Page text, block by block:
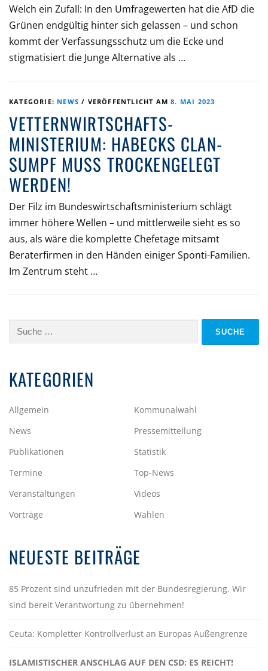
Welch ein Zufall: In den Umfragewerten hat die AfD die
Grünen endgültig hinter sich gelassen – und schon
kommt der Verfassungsschutz um die Ecke und
stigmatisiert die Junge Alternative als …
KATEGORIE: NEWS / VERÖFFENTLICHT AM8. MAI 2023
VETTERNWIRTSCHAFTS-
MINISTERIUM: HABECKS CLAN-
SUMPF MUSS TROCKENGELEGT
WERDEN!
Der Filz im Bundeswirtschaftsministerium schlägt
immer höhere Wellen – und mittlerweile sieht es so
aus, als wäre die komplette Chefetage mitsamt
Beraterfirmen in den Händen einiger Sponti-Familien.
Im Zentrum steht …
Suche
KATEGORIEN
Allgemein
Kommunalwahl
News
Pressemitteilung
Publikationen
Statistik
Termine
Top-News
Veranstaltungen
Videos
Vorträge
Wahlen
NEUESTE BEITRÄGE
85 Prozent sind unzufrieden mit der Bundesregierung. Wir
sind bereit Verantwortung zu übernehmen!
Ceuta: Kompletter Kontrollverlust an Europas Außengrenze
ISLAMISTISCHER ANSCHLAG AUF DEN CSD: ES REICHT!